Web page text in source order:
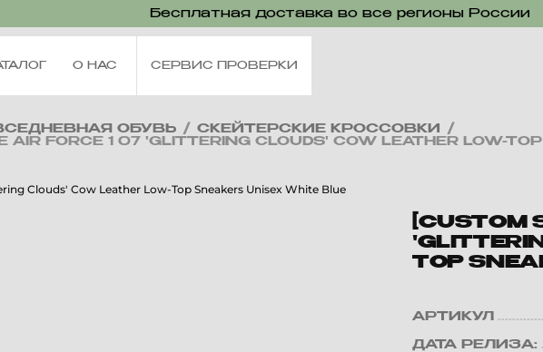
Бесплатная доставка во все регионы России
О НАС СЕРВИС ПРОВЕРКИ
ОБУВЬ / СКЕЙТЕРСКИЕ КРОССОВКИ
/
AIR FORCE 1 07 'GLITTERING CLOUDS' COW LEATHER LOW-
[CUSTOM
TOP
АРТИКУЛ
ДАТА РЕЛИЗА: